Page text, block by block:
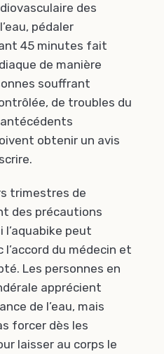
des
pédaler
45 minutes fait
de manière
souffrant
de troubles du
obtenir un avis
trimestres de
des précautions
l’aquabike peut
du médecin et
Les personnes en
apprécient
de l’eau, mais
forcer dès les
laisser au corps le